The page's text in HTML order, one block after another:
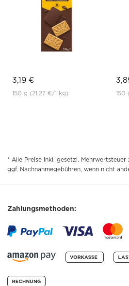
3,19 €
150 g (21,27 €/1 kg) 150
* Alle Preise inkl. gesetzl. Mehrwertsteuer
ggf. Nachnahmegebühren, wenn nicht
Zahlungsmethoden: